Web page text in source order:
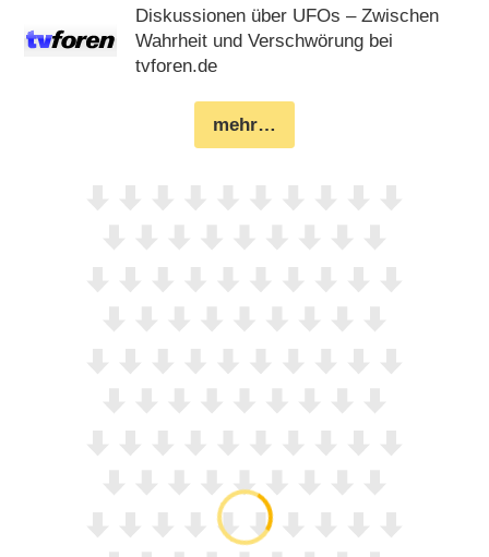
Diskussionen über UFOs – Zwischen
Wahrheit und Verschwörung bei
tvforen.de
mehr…